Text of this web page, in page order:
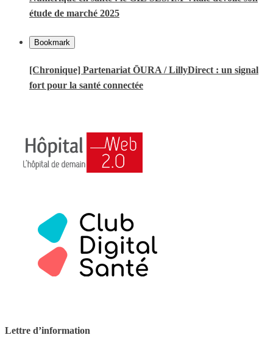
étude de marché 2025
Bookmark
[Chronique] Partenariat ŌURA / LillyDirect : un signal
fort pour la santé connectée
Lettre d’information